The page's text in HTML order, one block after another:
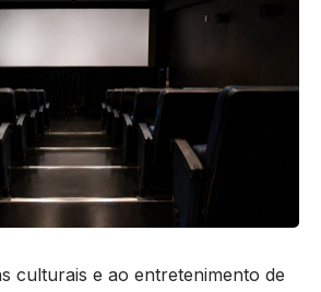
culturais e ao entretenimento de